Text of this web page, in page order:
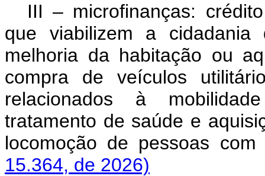
III – microfinanças:
que viabilizem a cidadania
melhoria da habitação ou
compra de veículos
relacionados à
tratamento de saúde e
locomoção de pessoas com
15.364, de 2026)